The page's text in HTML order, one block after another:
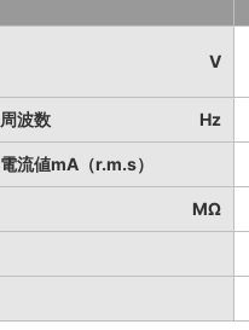
V
周波数 Hz
電流値mA（r.m.s）
MΩ